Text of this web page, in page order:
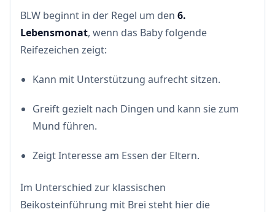
BLW beginnt in der Regel um den 6.
Lebensmonat, wenn das Baby folgende
Reifezeichen zeigt:
Kann mit Unterstützung aufrecht sitzen.
Greift gezielt nach Dingen und kann sie zum
Mund führen.
Zeigt Interesse am Essen der Eltern.
Im Unterschied zur klassischen
Beikosteinführung mit Brei steht hier die